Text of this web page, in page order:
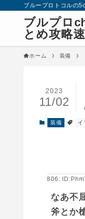
ブループロトコルの
ブルプロ
とめ攻略
ホーム 装備
2023
11/02
装備 イ
806:
なあ不
斧とか